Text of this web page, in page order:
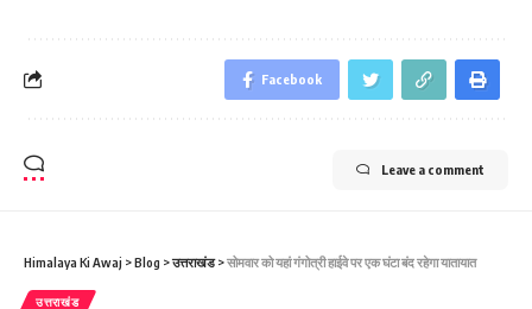
Facebook
Leave a comment
Himalaya Ki Awaj >Blog >उत्तराखंड>सोमवार को यहां गंगोत्री हाईवे पर एक घंटा बंद रहेगा यातायात
उत्तराखंड